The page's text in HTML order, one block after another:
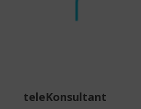
teleKonsultant